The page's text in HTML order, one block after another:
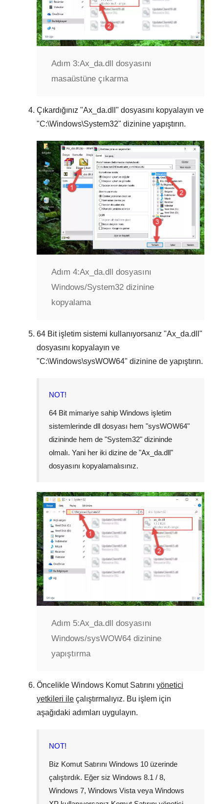
Adım 3:Ax_da.dll dosyasını
masaüstüne çıkarma
Çıkardığınız "Ax_da.dll " dosyasını kopyalayın ve
"C:\Windows\System32" dizinine yapıştırın.
Adım 4:Ax_da.dll dosyasını
Windows/System32 dizinine
kopyalama
64 Bitişletim sistemi kullanıyorsanız "Ax_da.dll "
dosyasını kopyalayın ve
"C:\Windows\sysWOW64" dizinine de yapıştırın.
NOT!
64 Bit mimariye sahip Windows işletim
sistemlerinde dll dosyası hem "sysWOW64"
dizininde hem de "System32" dizininde
olmalı. Yani her iki dizine de "Ax_da.dll"
dosyasını kopyalamalısınız.
Adım 5:Ax_da.dll dosyasını
Windows/sysWOW64 dizinine
yapıştırma
Öncelikle Windows Komut Satırını yönetici
yetkileri ile çalıştırmalıyız. Bu işlem için
aşağıdaki adımları uygulayın.
NOT!
Biz Komut Satırını Windows 10 üzerinde
çalıştırdık. Eğer siz Windows 8.1 / 8,
Windows 7, Windows Vista veya Windows